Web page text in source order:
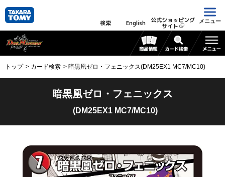
検索 English 公式ショッピング
サイト
メニュー
トップ カード検索 暗黒凰ゼロ・フェニックス(DM25EX1 MC7/MC10)
暗黒凰ゼロ・フェニックス
(DM25EX1 MC7/MC10)